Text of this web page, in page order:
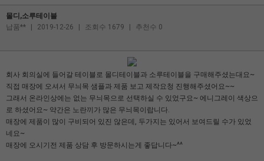
몰디,소루테이블
납품**
2019-12-26 조회수 1679 추천수 0
회사 회의실에 들어갈 테이블로 몰디테이블과 소루테이블을 구매해주셨는대요~
직접 매장에 오셔서 무늬목 샘플과 제품 보고 제작요청 진행해주셨어요~~
그래서 온라인상에는 없는 무늬목으로 선택하실 수 있었구요~ 에니그레이 색상으
로 하셨어요~ 약간은 노란끼가 많은 무늬목이랍니다.
매장에 제품이 많이 구비되어 있진 않은데, 두가지는 있어서 보여드릴 수가 있었
네요~
매장에 오시기전 제품 상담 후 방문하시는게 좋답니다~^^